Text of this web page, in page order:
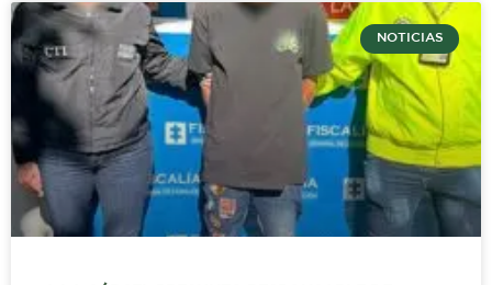
NOTICIAS